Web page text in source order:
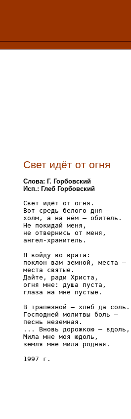
Свет идёт от огня
Слова: Г. Горбовский
Исп.: Глеб Горбовский
Свет идёт от огня.
Вот средь белого дня —
холм, а на нём — обитель.
Не покидай меня,
не отвернись от меня,
ангел-хранитель.
Я войду во врата:
поклон вам земной, места —
места святые.
Дайте, ради Христа,
огня мне: душа пуста,
глаза на мне пустые.
В трапезной — хлеб да соль.
Господней молитвы боль —
песнь неземная.
... Вновь дорожкою — вдоль,
Мила мне моя юдоль,
земля мне мила родная.
1997 г.